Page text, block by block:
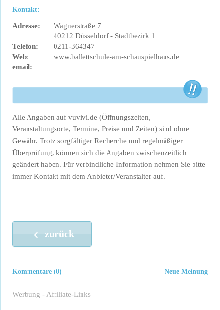
Kontakt:
Adresse:
Wagnerstraße 7
40212 Düsseldorf - Stadtbezirk 1
Telefon:
0211-364347
Web:
www.ballettschule-am-schauspielhaus.de
email:
Alle Angaben auf vuvivi.de (Öffnungszeiten,
Veranstaltungsorte, Termine, Preise und Zeiten) sind ohne
Gewähr. Trotz sorgfältiger Recherche und regelmäßiger
Überprüfung, können sich die Angaben zwischenzeitlich
geändert haben. Für verbindliche Information nehmen Sie bitte
immer Kontakt mit dem Anbieter/Veranstalter auf.
zurück
Neue Meinung
Kommentare (0)
Werbung - Affiliate-Links